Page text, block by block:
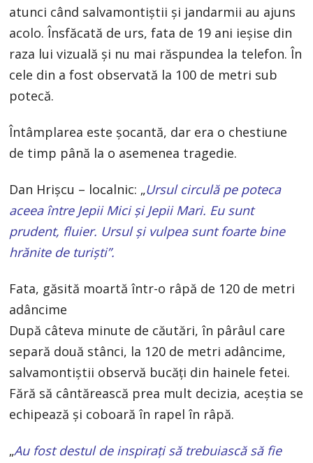
atunci când salvamontiștii și jandarmii au ajuns
acolo. Însfăcată de urs, fata de 19 ani ieșise din
raza lui vizuală și nu mai răspundea la telefon. În
cele din a fost observată la 100 de metri sub
potecă.
Întâmplarea este șocantă, dar era o chestiune
de timp până la o asemenea tragedie.
Dan Hrișcu – localnic: „Ursul circulă pe poteca
aceea între Jepii Mici și Jepii Mari. Eu sunt
prudent, fluier. Ursul și vulpea sunt foarte bine
hrănite de turiști”.
Fata, găsită moartă într-o râpă de 120 de metri
adâncime
După câteva minute de căutări, în pârâul care
separă două stânci, la 120 de metri adâncime,
salvamontiştii observă bucăţi din hainele fetei.
Fără să cântărească prea mult decizia, aceştia se
echipează şi coboară în rapel în râpă.
„Au fost destul de inspiraţi să trebuiască să fie